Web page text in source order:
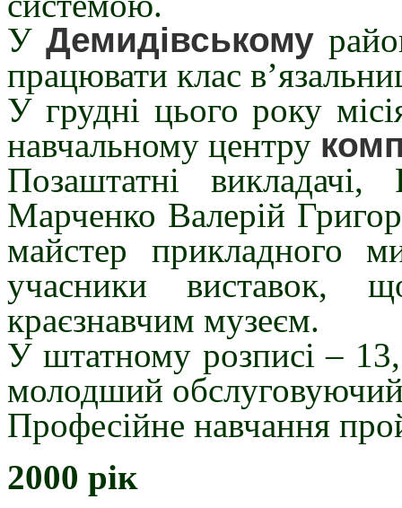
УДемидівському
працювати клас
У грудні цього року
навчальному центру
Позаштатні
Марченко Валерій
майстер прикладного
учасники виставок,
краєзнавчим музеєм.
У штатному розписі –
молодший
Професійне навчання
2000 рік